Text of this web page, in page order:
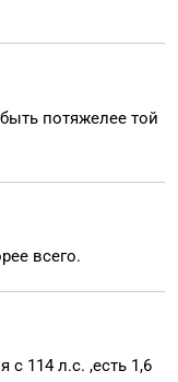
потяжелее той
всего.
с 114 л.с. ,есть 1,6